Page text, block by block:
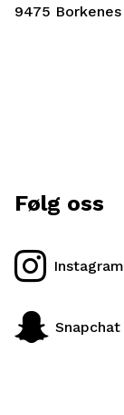
9475 Borkenes
Følg oss
Instagram
Snapchat